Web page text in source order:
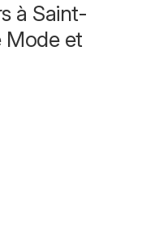
à Saint-
Mode et